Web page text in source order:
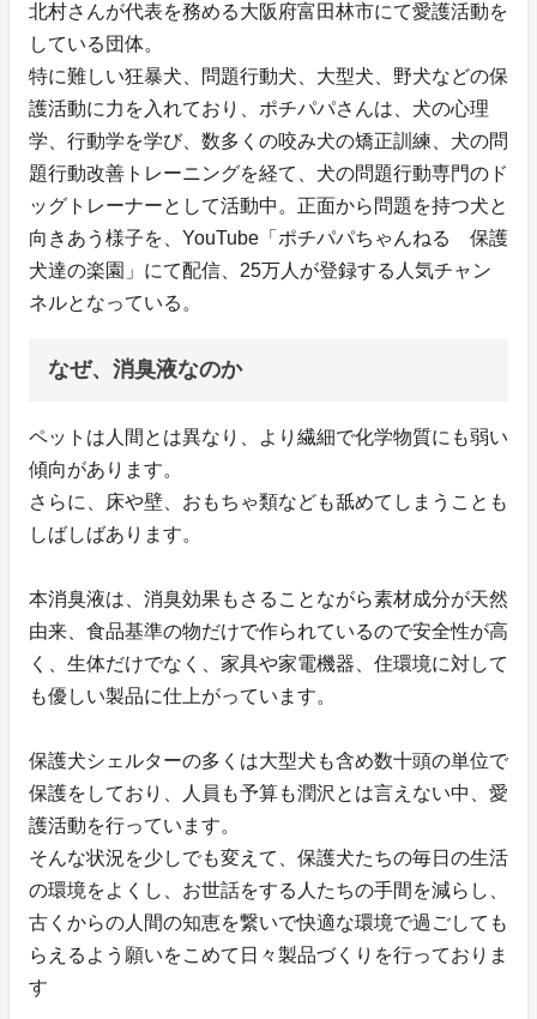
北村さんが代表を務める大阪府富田林市にて愛護活動を
している団体。
特に難しい狂暴犬、問題行動犬、大型犬、野犬などの保
護活動に力を入れており、ポチパパさんは、犬の心理
学、行動学を学び、数多くの咬み犬の矯正訓練、犬の問
題行動改善トレーニングを経て、犬の問題行動専門のド
ッグトレーナーとして活動中。正面から問題を持つ犬と
向きあう様子を、YouTube「ポチパパちゃんねる 保護
犬達の楽園」にて配信、25万人が登録する人気チャン
ネルとなっている。
なぜ、消臭液なのか
ペットは人間とは異なり、より繊細で化学物質にも弱い
傾向があります。
さらに、床や壁、おもちゃ類なども舐めてしまうことも
しばしばあります。
本消臭液は、消臭効果もさることながら素材成分が天然
由来、食品基準の物だけで作られているので安全性が高
く、生体だけでなく、家具や家電機器、住環境に対して
も優しい製品に仕上がっています。
保護犬シェルターの多くは大型犬も含め数十頭の単位で
保護をしており、人員も予算も潤沢とは言えない中、愛
護活動を行っています。
そんな状況を少しでも変えて、保護犬たちの毎日の生活
の環境をよくし、お世話をする人たちの手間を減らし、
古くからの人間の知恵を繋いで快適な環境で過ごしても
らえるよう願いをこめて日々製品づくりを行っておりま
す